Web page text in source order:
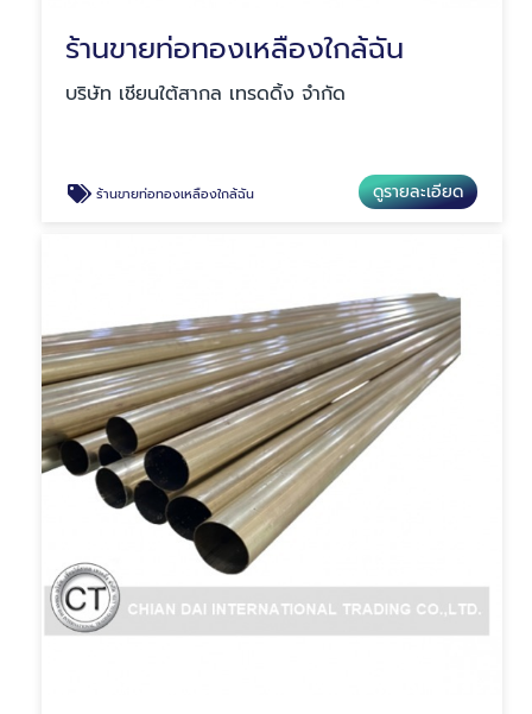
ร้านขายท่อทองเหลืองใกล้ฉัน
บริษัท เชียนใต้สากล เทรดดิ้ง จำกัด
ร้านขายท่อทองเหลืองใกล้ฉัน ดูรายละเอียด